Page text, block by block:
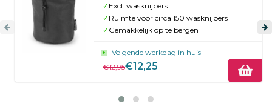
✓ Excl. wasknijpers
✓ Ruimte voor circa 150 wasknijpers
✓ Gemakkelijk op te bergen
Volgende werkdag in huis
€12,95€12,25